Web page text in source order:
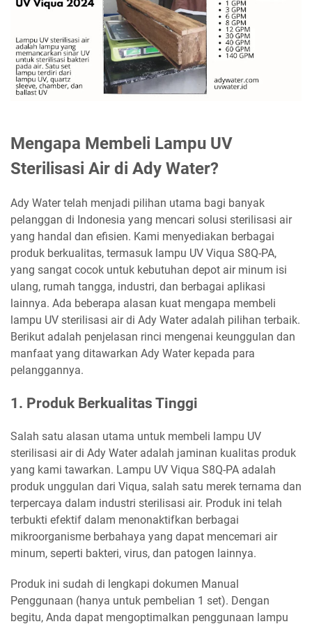
Mengapa Membeli Lampu UV
Sterilisasi Air di Ady Water?
Ady Water telah menjadi pilihan utama bagi banyak
pelanggan di Indonesia yang mencari solusi sterilisasi air
yang handal dan efisien. Kami menyediakan berbagai
produk berkualitas, termasuk lampu UV Viqua S8Q-PA,
yang sangat cocok untuk kebutuhan depot air minum isi
ulang, rumah tangga, industri, dan berbagai aplikasi
lainnya. Ada beberapa alasan kuat mengapa membeli
lampu UV sterilisasi air di Ady Water adalah pilihan terbaik.
Berikut adalah penjelasan rinci mengenai keunggulan dan
manfaat yang ditawarkan Ady Water kepada para
pelanggannya.
1. Produk Berkualitas Tinggi
Salah satu alasan utama untuk membeli lampu UV
sterilisasi air di Ady Water adalah jaminan kualitas produk
yang kami tawarkan. Lampu UV Viqua S8Q-PA adalah
produk unggulan dari Viqua, salah satu merek ternama dan
terpercaya dalam industri sterilisasi air. Produk ini telah
terbukti efektif dalam menonaktifkan berbagai
mikroorganisme berbahaya yang dapat mencemari air
minum, seperti bakteri, virus, dan patogen lainnya.
Produk ini sudah di lengkapi dokumen Manual
Penggunaan (hanya untuk pembelian 1 set). Dengan
begitu, Anda dapat mengoptimalkan penggunaan lampu